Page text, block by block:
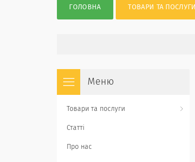
ГОЛОВНА ТОВАРИ ТА ПОСЛУГИ
Товари та послуги
Статті
Про нас